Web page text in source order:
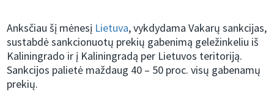
Anksčiau šį mėnesį Lietuva, vykdydama Vakarų sankcijas,
sustabdė sankcionuotų prekių gabenimą geležinkeliu iš
Kaliningrado ir į Kaliningradą per Lietuvos teritoriją.
Sankcijos palietė maždaug 40 – 50 proc. visų gabenamų
prekių.